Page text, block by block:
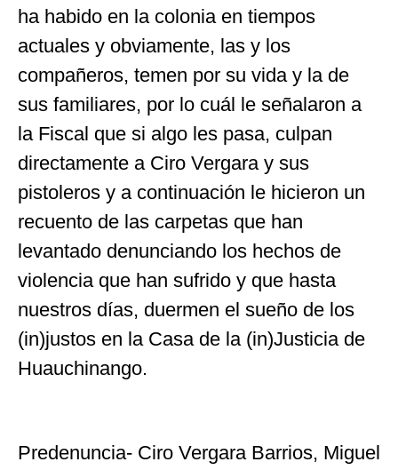
ha habido en la colonia en tiempos
actuales y obviamente, las y los
compañeros, temen por su vida y la de
sus familiares, por lo cuál le señalaron a
la Fiscal que si algo les pasa, culpan
directamente a Ciro Vergara y sus
pistoleros y a continuación le hicieron un
recuento de las carpetas que han
levantado denunciando los hechos de
violencia que han sufrido y que hasta
nuestros días, duermen el sueño de los
(in)justos en la Casa de la (in)Justicia de
Huauchinango.
Predenuncia- Ciro Vergara Barrios, Miguel